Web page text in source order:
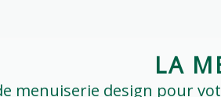
LA
menuiserie design pour